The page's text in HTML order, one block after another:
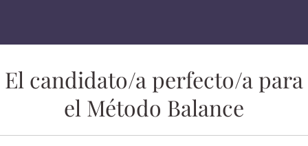
El candidato/a perfecto/a para
el Método Balance